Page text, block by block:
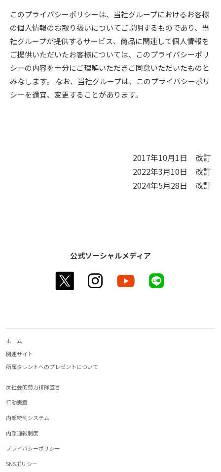
このプライバシーポリシーは、当社グループにおけるお客様
の個人情報のお取り扱いについてご説明するものであり、当
社グループが提供するサービス、商品に関連して個人情報を
ご提供いただいたお客様については、このプライバシーポリ
シーの内容を十分にご理解いただきご同意いただいたものと
みなします。 なお、当社グループは、このプライバシーポリ
シーを適宜、変更することがあります。
2017年10月1日 改訂
2022年3月10日 改訂
2024年5月28日 改訂
公式ソーシャルメディア
twitter instagram youtube
ホーム
関連サイト
所属タレントへのプレゼントについて
反社会的勢力排除宣言
行動憲章
内部統制システム
内部通報制度
プライバシーポリシー
SNSポリシー